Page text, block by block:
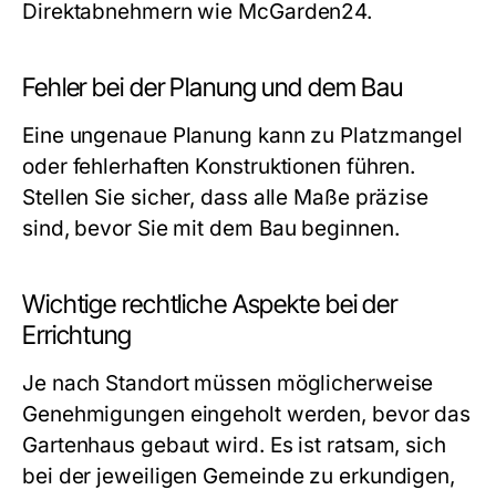
Direktabnehmern wie McGarden24.
Fehler bei der Planung und dem Bau
Eine ungenaue Planung kann zu Platzmangel
oder fehlerhaften Konstruktionen führen.
Stellen Sie sicher, dass alle Maße präzise
sind, bevor Sie mit dem Bau beginnen.
Wichtige rechtliche Aspekte bei der
Errichtung
Je nach Standort müssen möglicherweise
Genehmigungen eingeholt werden, bevor das
Gartenhaus gebaut wird. Es ist ratsam, sich
bei der jeweiligen Gemeinde zu erkundigen,